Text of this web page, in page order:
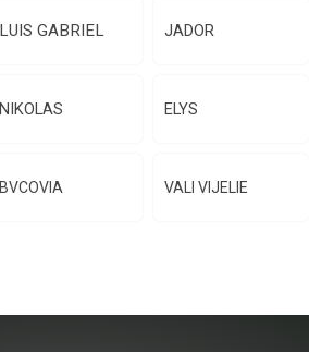
LUIS GABRIEL JADOR
NIKOLAS ELYS
BVCOVIA VALI VIJELIE